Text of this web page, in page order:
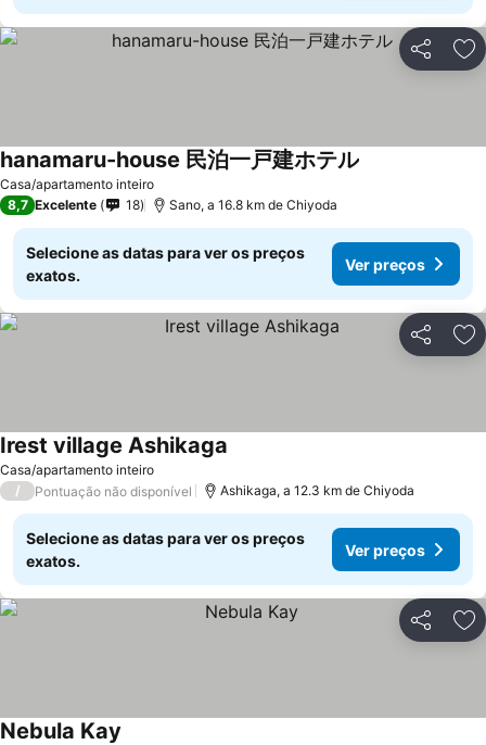
Partilhar
Casa/apartamento inteiro
hanamaru-house 民泊一戸建ホテル
8,7 Excelente 18 Sano, a 16.8 km de Chiyoda
Selecione as datas para ver os preços
exatos.
Ver preços
Partilhar
Casa/apartamento inteiro
Irest village Ashikaga
/ Pontuação não disponível Ashikaga, a 12.3 km de Chiyoda
Selecione as datas para ver os preços
exatos.
Ver preços
Partilhar
Nebula Kay